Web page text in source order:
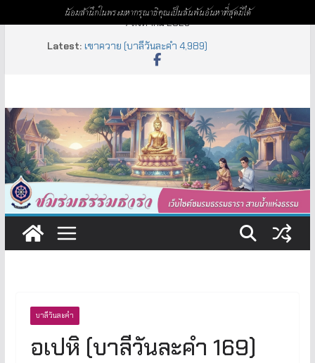
7 สิงหาคม 2026
Latest: เขาควาย (บาลีวันละคำ 4,989)
อหิงสา – อวิหิงสา (บาลีวันละคำ 4,993)
บาลีวันละคำ
อเปหิ (บาลีวันละคำ 169)
น้อมสำนึกในพระมหากรุณาธิคุณเป็นล้นพ้นอันหาที่สุดมิได้